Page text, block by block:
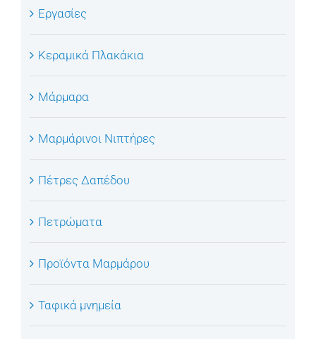
Εργασίες
Κεραμικά Πλακάκια
Μάρμαρα
Μαρμάρινοι Νιπτήρες
Πέτρες Δαπέδου
Πετρώματα
Προϊόντα Μαρμάρου
Ταφικά μνημεία